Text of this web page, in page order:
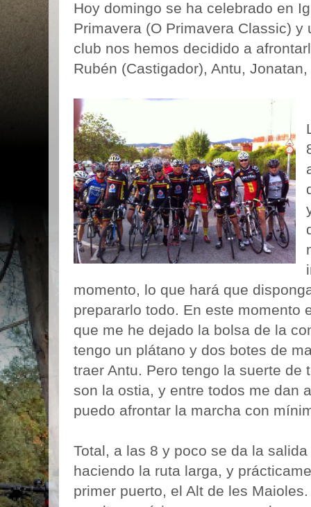
Hoy domingo se ha celebrado en
Primavera (O Primavera Classic)
club nos hemos decidido a
Rubén (Castigador), Antu,
momento, lo que hará que
prepararlo todo. En este momento
que me he dejado la bolsa de la
tengo un plátano y dos botes de
traer Antu. Pero tengo la suerte de
son la ostia, y entre todos me dan
puedo afrontar la marcha con
Total, a las 8 y poco se da la
haciendo la ruta larga, y
primer puerto, el Alt de les